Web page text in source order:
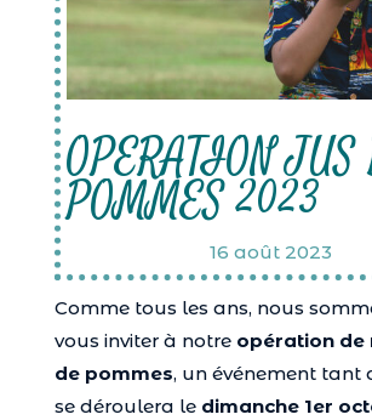
OPERATION JUS
POMMES 2023
16 août 2023
Comme tous les ans, nous
vous inviter à notre opération de
de pommes, un événement tant
se déroulera le dimanche 1er